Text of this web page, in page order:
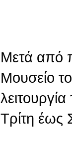
Μετά από
Μουσείο
Τρίτη έως